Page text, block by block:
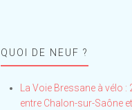
QUOI DE NEUF ?
La Voie Bressane à vélo :
entre Chalon-sur-Saône